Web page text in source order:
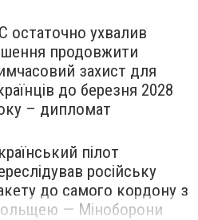
остаточно ухвалив
продовжити
захист для
до березня 2028
– дипломат
пілот
російську
до самого кордону з
— Міноборони